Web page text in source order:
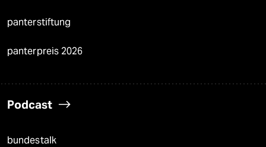
panterstiftung
panterpreis 2026
Podcast
bundestalk